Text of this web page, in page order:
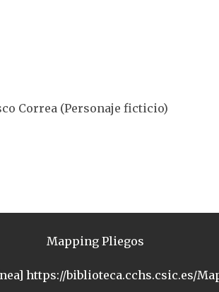
Correa (Personaje ficticio)
Mapping Pliegos
https://biblioteca.cchs.csic.es/